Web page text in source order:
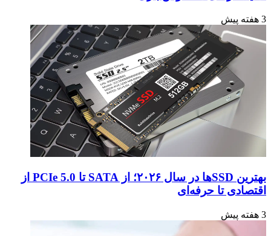
3 هفته پیش
بهترین SSDها در سال ۲۰۲۶؛ از SATA تا PCIe 5.0 از
اقتصادی تا حرفه‌ای
3 هفته پیش